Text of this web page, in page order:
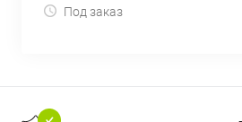
Под заказ